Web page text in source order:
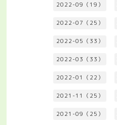
2022-09（19）
2022-07（25）
2022-05（33）
2022-03（33）
2022-01（22）
2021-11（25）
2021-09（25）